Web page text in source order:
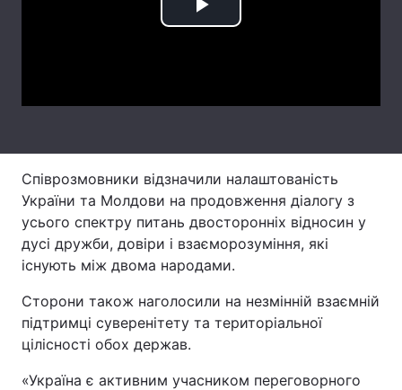
Play
Співрозмовники відзначили налаштованість
України та Молдови на продовження діалогу з
усього спектру питань двосторонніх відносин у
дусі дружби, довіри і взаєморозуміння, які
існують між двома народами.
Сторони також наголосили на незмінній взаємній
підтримці суверенітету та територіальної
цілісності обох держав.
«Україна є активним учасником переговорного